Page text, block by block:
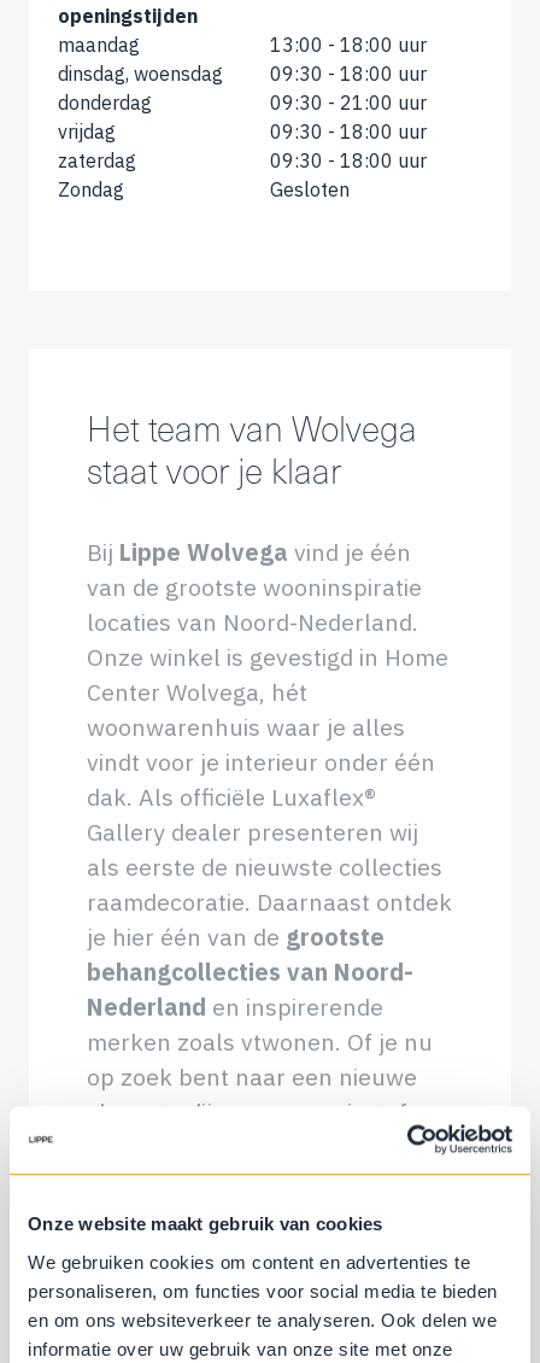
Onze website maakt gebruik van cookies
We gebruiken cookies om content en advertenties te
personaliseren, om functies voor social media te bieden
en om ons websiteverkeer te analyseren. Ook delen we
informatie over uw gebruik van onze site met onze
openingstijden
maandag
13:00 - 18:00 uur
dinsdag, woensdag
09:30 - 18:00 uur
donderdag
09:30 - 21:00 uur
vrijdag
09:30 - 18:00 uur
zaterdag
09:30 - 18:00 uur
Zondag
Gesloten
Het team van Wolvega
staat voor je klaar
Bij Lippe Wolvega vind je één
van de grootste wooninspiratie
locaties van Noord-Nederland.
Onze winkel is gevestigd in Home
Center Wolvega, hét
woonwarenhuis waar je alles
vindt voor je interieur onder één
dak. Als officiële Luxaflex®
Gallery dealer presenteren wij
als eerste de nieuwste collecties
raamdecoratie. Daarnaast ontdek
je hier één van de grootste
behangcollecties van Noord-
Nederland en inspirerende
merken zoals vtwonen. Of je nu
op zoek bent naar een nieuwe
vloer, gordijnen, zonwering of
complete woonstoffering: onze
adviseurs begeleiden je van idee
tot perfecte montage.
Parkeren is gratisen je bent
altijd welkom voor persoonlijk
interieuradvies.